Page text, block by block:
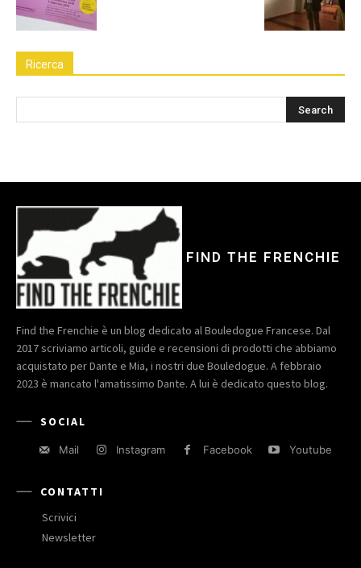
Ricerca
FIND THE FRENCHIE
Find the Frenchie è un blog dedicato al Bouledogue Francese. Dal
2017 scriviamo articoli, guide e recensioni di prodotti che abbiamo
acquistato per Dante e Mia, i nostri due Bouledogue. A febbraio
2023 è mancato l'amatissimo Dante. A lui è dedicato questo blog.
SOCIAL
Mail Instagram Facebook Youtube
CONTATTI
Scrivici
Newsletter